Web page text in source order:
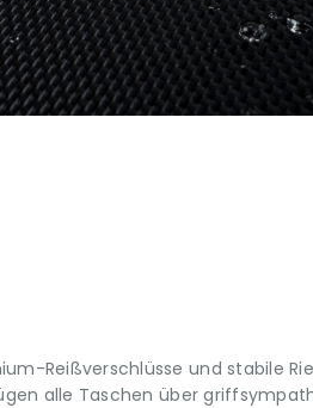
Reißverschlüsse und stabile
alle Taschen über